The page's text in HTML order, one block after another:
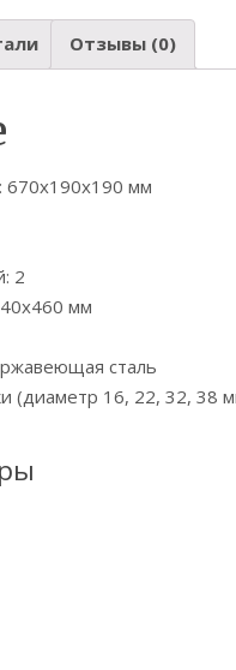
Отзывы (0)
670х190х190 мм
2
мм
сталь
(диаметр 16, 22, 32, 38